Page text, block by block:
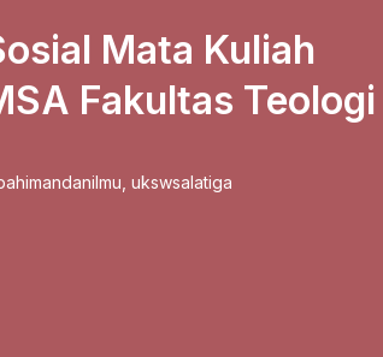
Mata Kuliah
Fakultas Teologi
ukswsalatiga